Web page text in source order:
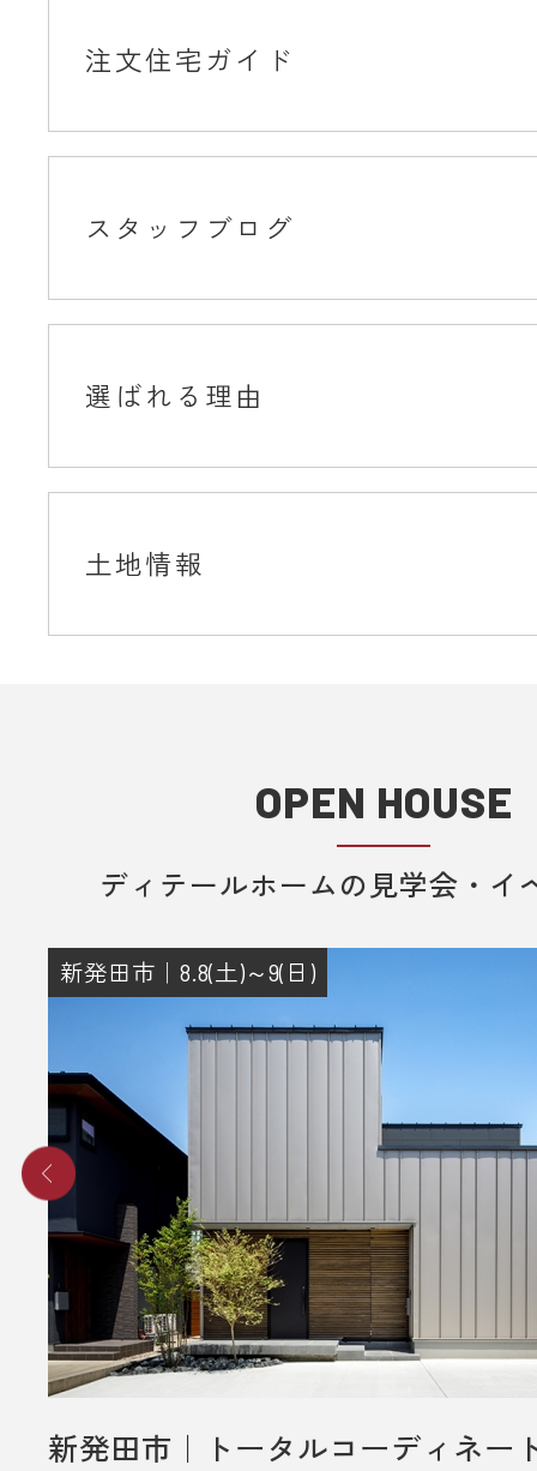
注文住宅ガイド
スタッフブログ
選ばれる理由
土地情報
OPEN HOUSE
ディテールホームの見学会・イ
新発田市｜8.8(土)～9(日)
新発田市｜トータルコーディネー